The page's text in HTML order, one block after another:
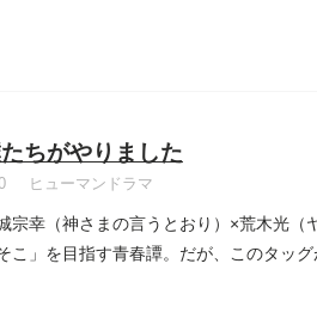
ちがやりました
ヒューマンドラマ
宗幸（神さまの言うとおり）×荒木光（
こ」を目指す青春譚。だが、このタッ